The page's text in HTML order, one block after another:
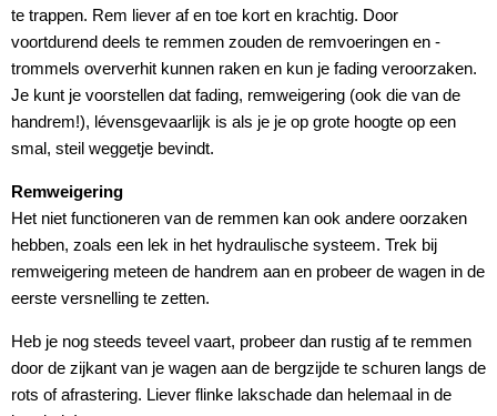
te trappen. Rem liever af en toe kort en krachtig. Door
voortdurend deels te remmen zouden de remvoeringen en -
trommels oververhit kunnen raken en kun je fading veroorzaken.
Je kunt je voorstellen dat fading, remweigering (ook die van de
handrem!), lévensgevaarlijk is als je je op grote hoogte op een
smal, steil weggetje bevindt.
Remweigering
Het niet functioneren van de remmen kan ook andere oorzaken
hebben, zoals een lek in het hydraulische systeem. Trek bij
remweigering meteen de handrem aan en probeer de wagen in de
eerste versnelling te zetten.
Heb je nog steeds teveel vaart, probeer dan rustig af te remmen
door de zijkant van je wagen aan de bergzijde te schuren langs de
rots of afrastering. Liever flinke lakschade dan helemaal in de